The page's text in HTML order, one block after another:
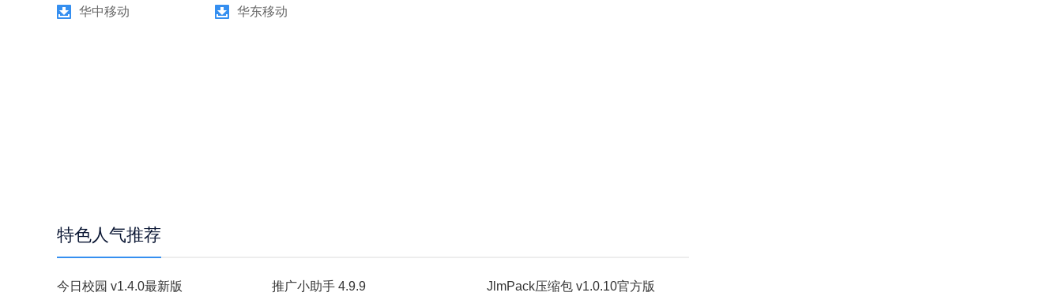
华中移动 华东移动
特色人气推荐
今日校园 v1.4.0最新版 推广小助手 4.9.9 JlmPack压缩包 v1.0.10官方版